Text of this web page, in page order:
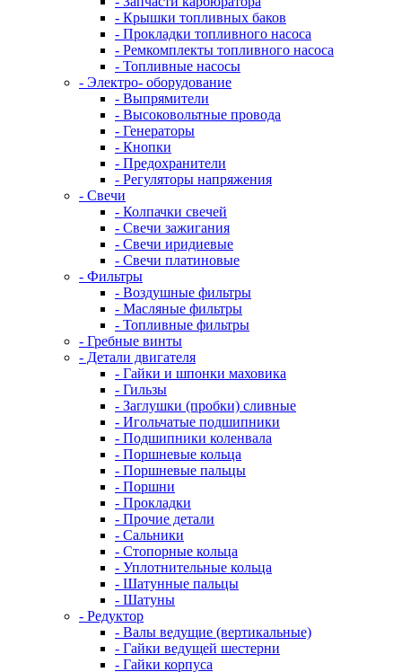
- Крышки топливных баков
- Прокладки топливного насоса
- Ремкомплекты топливного насоса
- Топливные насосы
- Электро- оборудование
- Выпрямители
- Высоковольтные провода
- Генераторы
- Кнопки
- Предохранители
- Регуляторы напряжения
- Свечи
- Колпачки свечей
- Свечи зажигания
- Свечи иридиевые
- Свечи платиновые
- Фильтры
- Воздушные фильтры
- Масляные фильтры
- Топливные фильтры
- Гребные винты
- Детали двигателя
- Гайки и шпонки маховика
- Гильзы
- Заглушки (пробки) сливные
- Игольчатые подшипники
- Подшипники коленвала
- Поршневые кольца
- Поршневые пальцы
- Поршни
- Прокладки
- Прочие детали
- Сальники
- Стопорные кольца
- Уплотнительные кольца
- Шатунные пальцы
- Шатуны
- Редуктор
- Валы ведущие (вертикальные)
- Гайки ведущей шестерни
- Гайки корпуса